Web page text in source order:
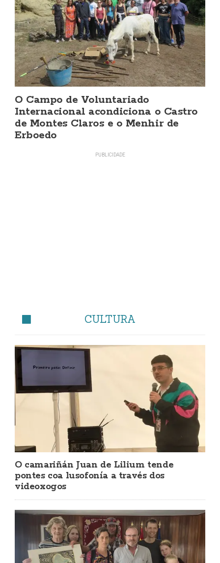
O Campo de Voluntariado
Internacional acondiciona o Castro
de Montes Claros e o Menhir de
Erboedo
CULTURA
O camariñán Juan de Lilium tende
pontes coa lusofonía a través dos
videoxogos